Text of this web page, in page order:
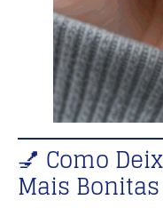
💅 Como
Mais Bonitas